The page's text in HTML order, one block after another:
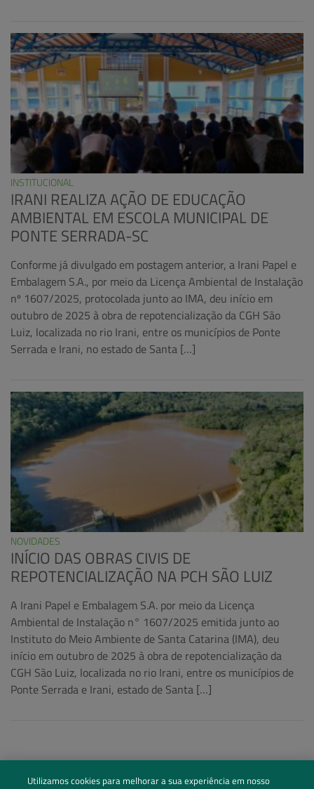
INSTITUCIONAL
IRANI REALIZA AÇÃO DE EDUCAÇÃO
AMBIENTAL EM ESCOLA MUNICIPAL DE
PONTE SERRADA-SC
Conforme já divulgado em postagem anterior, a Irani Papel e
Embalagem S.A., por meio da Licença Ambiental de Instalação
nº 1607/2025, protocolada junto ao IMA, deu início em
outubro de 2025 à obra de repotencialização da CGH São
Luiz, localizada no rio Irani, entre os municípios de Ponte
Serrada e Irani, no estado de Santa […]
NOVIDADES
INÍCIO DAS OBRAS CIVIS DE
REPOTENCIALIZAÇÃO NA PCH SÃO LUIZ
A Irani Papel e Embalagem S.A. por meio da Licença
Ambiental de Instalação n° 1607/2025 emitida junto ao
Instituto do Meio Ambiente de Santa Catarina (IMA), deu
início em outubro de 2025 à obra de repotencialização da
CGH São Luiz, localizada no rio Irani, entre os municípios de
Ponte Serrada e Irani, estado de Santa […]
Utilizamos cookies para melhorar a sua experiência em nosso